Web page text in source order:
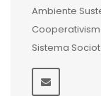
Ambiente
Sistema